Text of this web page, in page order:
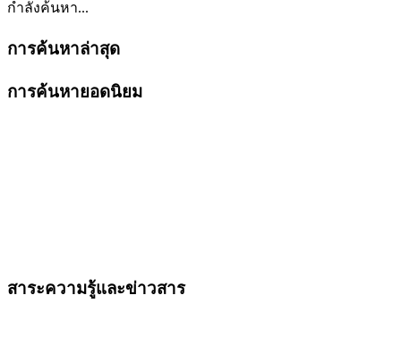
กำลังค้นหา...
การค้นหาล่าสุด
การค้นหายอดนิยม
สาระความรู้และข่าวสาร